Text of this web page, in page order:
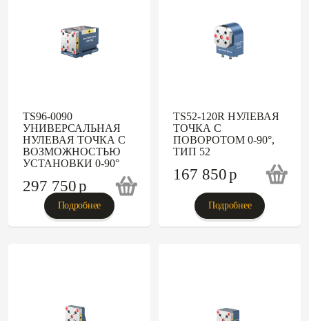
TS96-0090
УНИВЕРСАЛЬНАЯ
НУЛЕВАЯ ТОЧКА С
ВОЗМОЖНОСТЬЮ
УСТАНОВКИ 0-90°
297 750p
Подробнее
TS52-120R НУЛЕВАЯ
ТОЧКА С
ПОВОРОТОМ 0-90°,
ТИП 52
167 850p
Подробнее